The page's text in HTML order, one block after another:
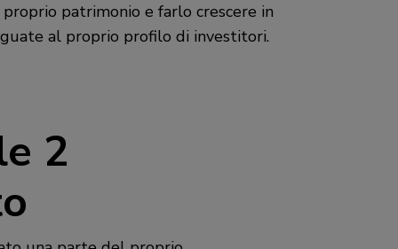
patrimonio e farlo crescere in
al proprio profilo di investitori.
2